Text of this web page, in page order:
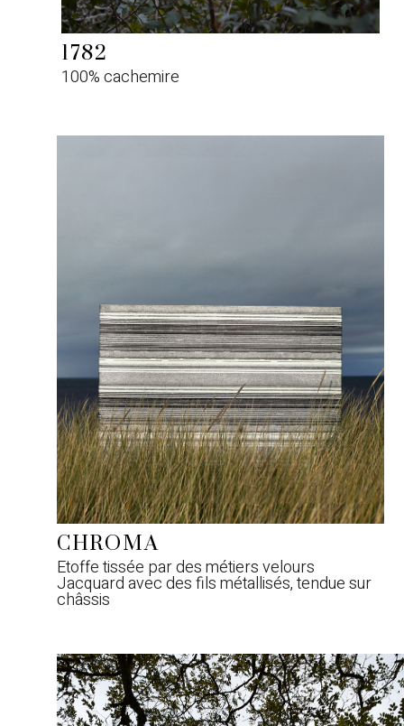
1782
100% cachemire
CHROMA
Etoffe tissée par des métiers velours
Jacquard avec des fils métallisés, tendue sur
châssis